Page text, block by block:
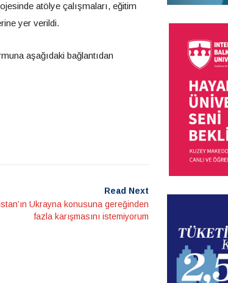
atölye çalışmaları, eğitim
yer verildi.
aşağıdaki bağlantıdan
Read Next
Ukrayna konusuna gereğinden
fazla karışmasını istemiyorum